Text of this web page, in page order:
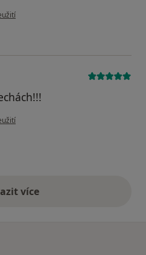
uživatele Pacient
uživatele Pacient
více
výše uvedené názory